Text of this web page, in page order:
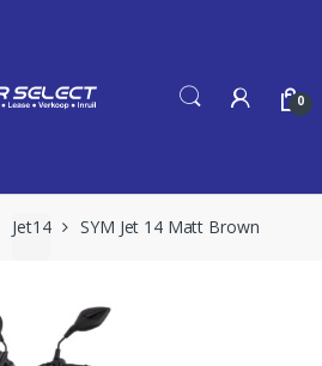
0
Jet14 SYM Jet 14 Matt Brown